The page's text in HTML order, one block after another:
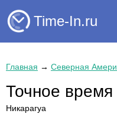
Time-In.ru
Главная → Северная
Точное
Никарагуа